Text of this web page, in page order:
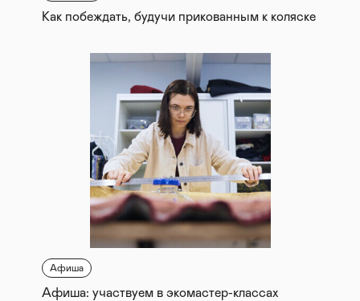
Как побеждать, будучи прикованным к коляске
Афиша
Афиша: участвуем в экомастер-классах